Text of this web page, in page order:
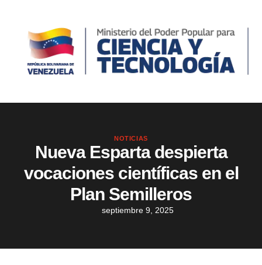
NOTICIAS
Nueva Esparta despierta
vocaciones científicas en el
Plan Semilleros
septiembre 9, 2025